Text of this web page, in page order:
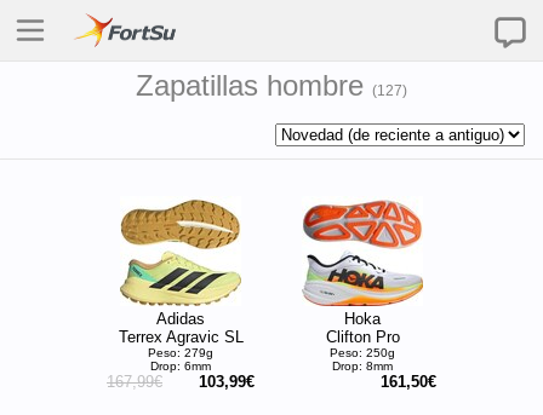
Zapatillas hombre (127)
Adidas
Terrex Agravic SL
Peso: 279g
Drop: 6mm
167,99€ 103,99€
Hoka
Clifton Pro
Peso: 250g
Drop: 8mm
161,50€